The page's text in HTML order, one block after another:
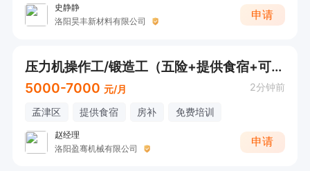
史静静
洛阳昊丰新材料有限公司
申请
压力机操作工/锻造工（五险+提供食宿+可直接电话详询）
5000-7000 元/月 2分钟前
孟津区 提供食宿 房补 免费培训
赵经理
洛阳盈骞机械有限公司
申请